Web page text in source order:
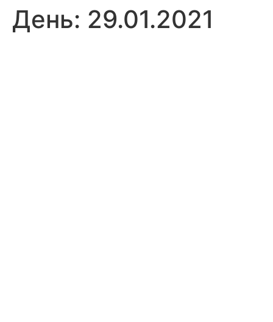
День: 29.01.2021